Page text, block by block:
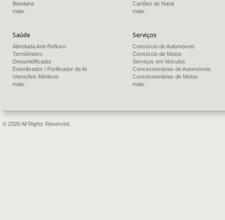
Bandana
mais..
Cartões de Natal
mais..
Saúde
Almofada Anti-Refluxo
Termômetro
Desumidificador
Esterilizador / Purificador de Ar
Utensílios Médicos
mais..
Serviços
Consórcio de Automóveis
Consórcio de Motos
Serviços em Veículos
Concessionárias de Automóveis
Concessionárias de Motos
mais..
© 2026 All Rights Reserved.